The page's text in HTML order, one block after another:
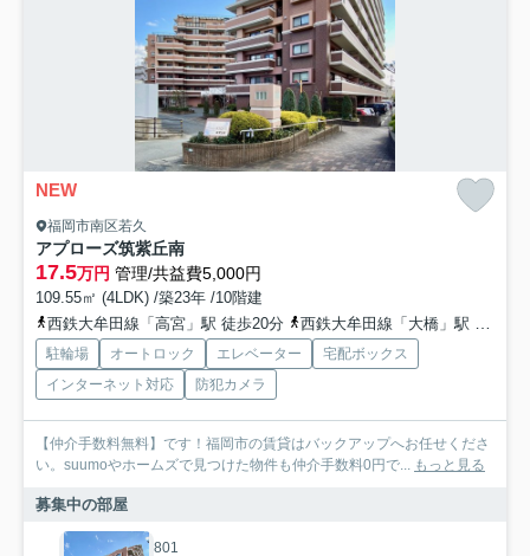
NEW
福岡市南区若久
アプローズ筑紫丘南
17.5万円 管理/共益費5,000円
109.55㎡ (4LDK) /築23年 /10階建
西鉄大牟田線「高宮」駅 徒歩20分
西鉄大牟田線「大橋」駅 徒歩22分
駐輪場 オートロック エレベーター
宅配ボックス
インターネット対応
防犯カメラ
【仲介手数料無料】です！福岡市の賃貸はバックアップへお任せくださ
い。suumoやホームズで見つけた物件も仲介手数料0円で... もっと見る
募集中の部屋
801